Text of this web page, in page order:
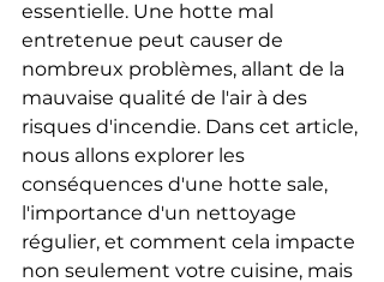
essentielle. Une hotte mal
entretenue peut causer de
nombreux problèmes, allant de la
mauvaise qualité de l'air à des
risques d'incendie. Dans cet article,
nous allons explorer les
conséquences d'une hotte sale,
l'importance d'un nettoyage
régulier, et comment cela impacte
non seulement votre cuisine, mais